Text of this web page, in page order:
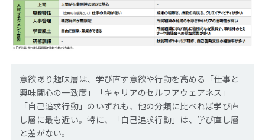
意欲あり趣味層は、学び直す意欲や行動を高める「仕事と
興味関心の一致度」「キャリアのセルフアウェアネス」
「自己追求行動」のいずれも、他の分類に比べれば学び直
し層に最も近い。特に、「自己追求行動」は、学び直し層
と差がない。